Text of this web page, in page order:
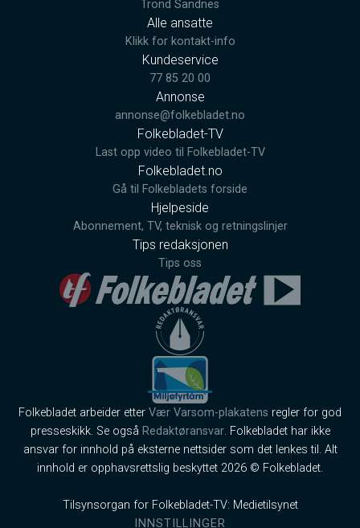
Trond Sandnes
Alle ansatte
Klikk for kontakt-info
Kundeservice
77 85 20 00
Annonse
annonse@folkebladet.no
Folkebladet-TV
Last opp video til Folkebladet-TV
Folkebladet.no
Gå til Folkebladets forside
Hjelpeside
Abonnement, TV, teknisk og retningslinjer
Tips redaksjonen
Tips oss
Folkebladet arbeider etter Vær Varsom-plakatens regler for god
presseskikk. Se også Redaktøransvar. Folkebladet har ikke
ansvar for innhold på eksterne nettsider som det lenkes til. Alt
innhold er opphavsrettslig beskyttet 2026 © Folkebladet.
Tilsynsorgan for Folkebladet-TV: Medietilsynet
INNSTILLINGER